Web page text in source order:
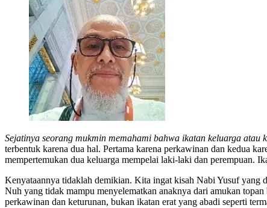
Sejatinya seorang mukmin memahami bahwa ikatan keluarga
terbentuk karena dua hal. Pertama karena perkawinan dan kedua
mempertemukan dua keluarga mempelai laki-laki dan perempuan.
Kenyataannya tidaklah demikian. Kita ingat kisah Nabi Yusuf yang
Nuh yang tidak mampu menyelematkan anaknya dari amukan
perkawinan dan keturunan, bukan ikatan erat yang abadi seperti